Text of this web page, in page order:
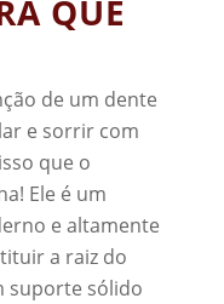
QUE
de um dente
e sorrir com
que o
Ele é um
e altamente
a raiz do
suporte sólido